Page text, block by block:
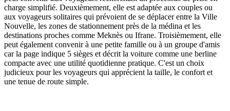
charge simplifié. Deuxièmement, elle est adaptée aux couples ou
aux voyageurs solitaires qui prévoient de se déplacer entre la Ville
Nouvelle, les zones de stationnement près de la médina et les
destinations proches comme Meknès ou Ifrane. Troisièmement, elle
peut également convenir à une petite famille ou à un groupe d'amis
car la page indique 5 sièges et décrit la voiture comme une berline
compacte avec une utilité quotidienne pratique. C'est un choix
judicieux pour les voyageurs qui apprécient la taille, le confort et
une tenue de route simple.